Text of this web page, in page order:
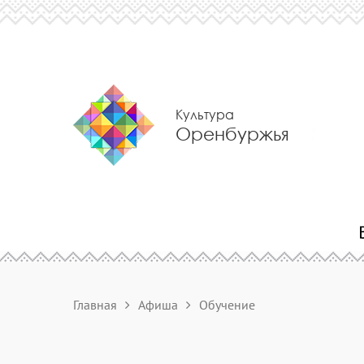
Культура
Оренбуржья
Главная Афиша Обучение